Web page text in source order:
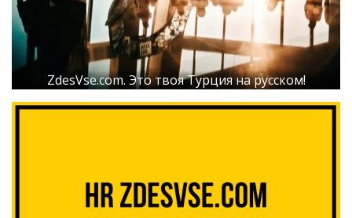
ZdesVse.com. Это твоя Турция на русском!